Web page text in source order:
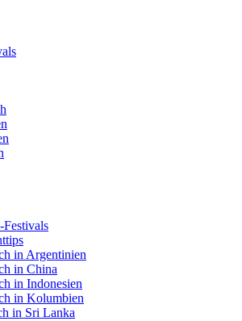
in Argentinien
in China
in Indonesien
in Kolumbien
in Sri Lanka